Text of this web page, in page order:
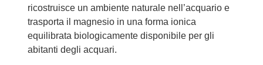
ricostruisce un ambiente naturale nell’acquario e
trasporta il magnesio in una forma ionica
equilibrata biologicamente disponibile per gli
abitanti degli acquari.